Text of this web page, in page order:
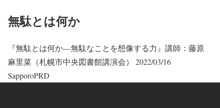
無駄とは何か
『無駄とは何か―無駄なことを想像する力』講師：藤原
麻里菜（札幌市中央図書館講演会） 2022/03/16
SapporoPRD